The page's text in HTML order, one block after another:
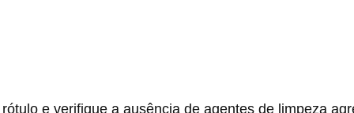
e verifique a ausência de agentes de limpeza